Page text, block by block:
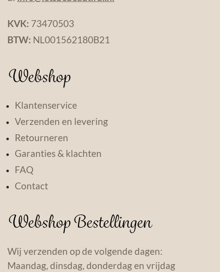
KVK: 73470503
BTW: NL001562180B21
Webshop
Klantenservice
Verzenden en levering
Retourneren
Garanties & klachten
FAQ
Contact
Webshop Bestellingen
Wij verzenden op de volgende dagen:
Maandag, dinsdag, donderdag en vrijdag